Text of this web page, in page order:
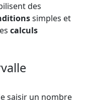
des
simples et
calculs
saisir un nombre